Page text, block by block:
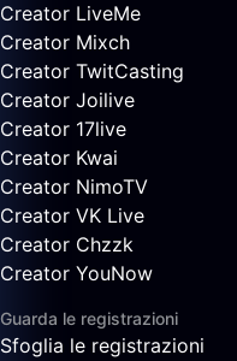
Creator LiveMe
Creator Mixch
Creator TwitCasting
Creator Joilive
Creator 17live
Creator Kwai
Creator NimoTV
Creator VK Live
Creator Chzzk
Creator YouNow
Guarda le registrazioni
Sfoglia le registrazioni